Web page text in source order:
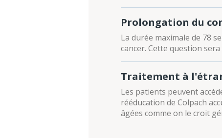
Prolongation du
La durée maximale de 78
cancer. Cette question
Traitement à
Les patients peuvent
rééducation de Colpach
âgées comme on le croit